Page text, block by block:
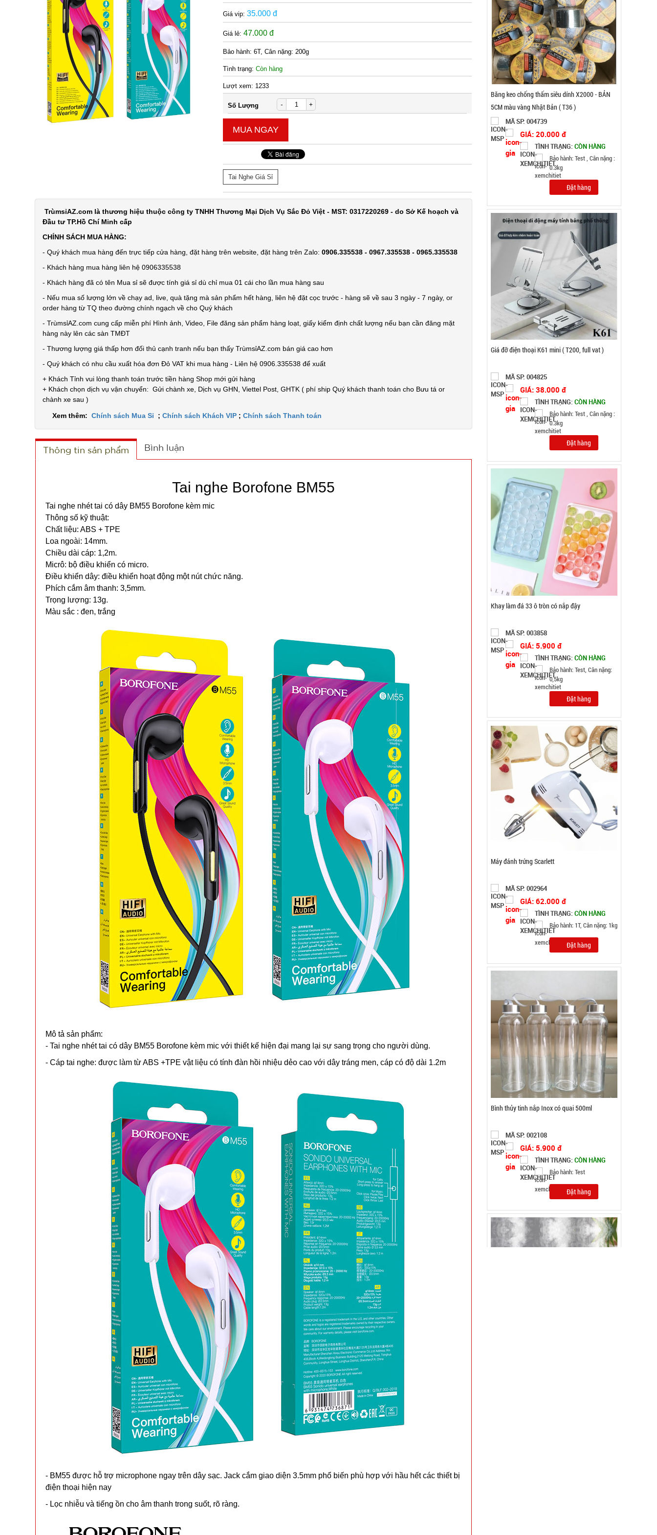
Giá vip:35.000 đ
Giá lẻ:47.000 đ
Bảo hành:6T, Cân nặng: 200g
Tình trạng:Còn hàng
Lượt xem: 1233
Số Lượng - +
MUA NGAY
Tai Nghe Giá Sỉ
TrùmsỉAZ.com là thương hiệu thuộc công ty TNHH Thương Mại Dịch Vụ Sắc Đỏ Việt - MST: 0317220269 - do Sở Kế hoạch và
Đầu tư TP.Hồ Chí Minh cấp
CHÍNH SÁCH MUA HÀNG:
- Quý khách mua hàng đến trực tiếp cửa hàng, đặt hàng trên website, đặt hàng trên Zalo: 0906.335538 - 0967.335538 - 0965.335538
- Khách hàng mua hàng liên hệ 0906335538
- Khách hàng đã có tên Mua sỉ sẽ được tính giá sỉ dù chỉ mua 01 cái cho lần mua hàng sau
- Nếu mua số lượng lớn về chạy ad, live, quà tặng mà sản phẩm hết hàng, liên hệ đặt cọc trước - hàng sẽ về sau 3 ngày - 7 ngày, or
order hàng từ TQ theo đường chính ngạch về cho Quý khách
- TrùmsỉAZ.com cung cấp miễn phí Hình ảnh, Video, File đăng sản phẩm hàng loạt, giấy kiểm định chất lượng nếu bạn cần đăng mặt
hàng này lên các sàn TMĐT
- Thương lượng giá thấp hơn đối thủ cạnh tranh nếu bạn thấy TrùmsỉAZ.com bán giá cao hơn
- Quý khách có nhu cầu xuất hóa đơn Đỏ VAT khi mua hàng - Liên hệ 0906.335538 để xuất
+ Khách Tỉnh vui lòng thanh toán trước tiền hàng Shop mới gửi hàng
+ Khách chọn dịch vụ vận chuyển: Gửi chành xe, Dịch vụ GHN, Viettel Post, GHTK ( phí ship Quý khách thanh toán cho Bưu tá or
chành xe sau )
Xem thêm: Chính sách Mua Sỉ ; Chính sách Khách VIP ; Chính sách Thanh toán
Thông tin sản phẩm Bình luận
Tai nghe Borofone BM55
Tai nghe nhét tai có dây BM55 Borofone kèm mic
Thông số kỹ thuật:
Chất liệu: ABS + TPE
Loa ngoài: 14mm.
Chiều dài cáp: 1,2m.
Micrô: bộ điều khiển có micro.
Điều khiển dây: điều khiển hoạt động một nút chức năng.
Phích cắm âm thanh: 3,5mm.
Trọng lượng: 13g.
Màu sắc : đen, trắng
Mô tả sản phẩm:
- Tai nghe nhét tai có dây BM55 Borofone kèm mic với thiết kế hiện đại mang lại sự sang trọng cho người dùng.
- Cáp tai nghe: được làm từ ABS +TPE vật liệu có tính đàn hồi nhiệu dẻo cao với dây tráng men, cáp có độ dài 1.2m
- BM55 được hỗ trợ microphone ngay trên dây sạc. Jack cắm giao diện 3.5mm phổ biến phù hợp với hầu hết các thiết bị
điện thoại hiện nay
- Lọc nhiễu và tiếng ồn cho âm thanh trong suốt, rõ ràng.
Giá đỡ điện thoại K61 mini ( T200, full vat )
MÃ SP: 004825
GIÁ: 38.000 đ
TÌNH TRẠNG: CÒN HÀNG
Bảo hành: Test , Cân nặng :
0.3kg
Đặt hàng
Khay làm đá 33 ô tròn có nắp đậy
MÃ SP: 003858
GIÁ: 5.900 đ
TÌNH TRẠNG: CÒN HÀNG
Bảo hành: Test, Cân nặng:
0,5kg
Đặt hàng
Máy đánh trứng Scarlett
MÃ SP: 002964
GIÁ: 62.000 đ
TÌNH TRẠNG: CÒN HÀNG
Bảo hành: 1T, Cân nặng: 1kg
Đặt hàng
GIÁ: 5.900 đ
TÌNH TRẠNG:
Bảo hành: Test
Đặt hàng
Máy xông tinh dầu Humi loại vỏ Trắng Chữ T xịn
GIÁ: 19.000 đ
TÌNH TRẠNG:
Bảo hành: Test, Cân nặng:
0,5kg
Đặt hàng